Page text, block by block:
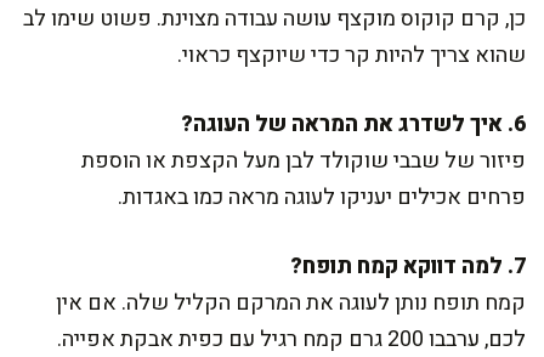
כן, קרם קוקוס מוקצף עושה עבודה מצוינת. פשוט שימו לב
שהוא צריך להיות קר כדי שיוקצף כראוי.
6. איך לשדרג את המראה של העוגה?
פיזור של שבבי שוקולד לבן מעל הקצפת או הוספת
פרחים אכילים יעניקו לעוגה מראה כמו באגדות.
7. למה דווקא קמח תופח?
קמח תופח נותן לעוגה את המרקם הקליל שלה. אם אין
לכם, ערבבו 200 גרם קמח רגיל עם כפית אבקת אפייה.